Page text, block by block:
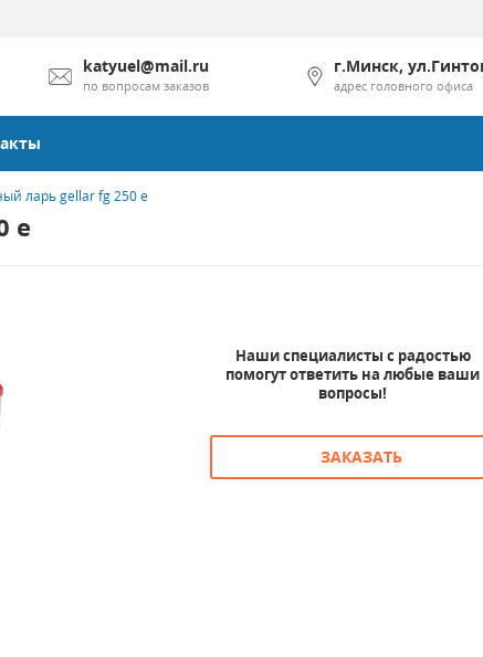
katyuel@mail.ru
по вопросам заказов
г.Минск,
адрес головного офиса
ларь gellar fg 250 e
e
Наши специалисты с радостью
помогут ответить на любые ваши
вопросы!
ЗАКАЗАТЬ